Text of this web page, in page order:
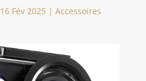
16 Fév 2025| Accessoires